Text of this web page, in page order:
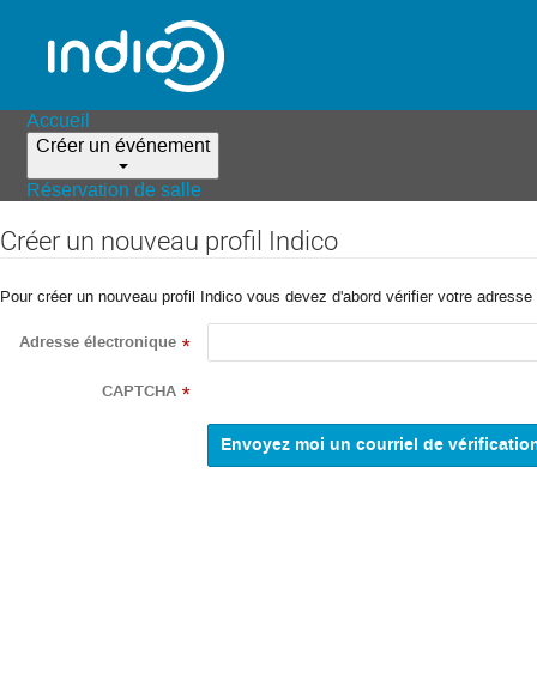
Accueil
Créer un événement
Réservation de salle
Créer un nouveau profil Indico
Pour créer un nouveau profil Indico vous devez d'abord vérifier votre
Adresse électronique *
CAPTCHA *